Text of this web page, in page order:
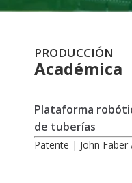
PRODUCCIÓN
Académica
Plataforma
de tuberías
Patente | John Faber